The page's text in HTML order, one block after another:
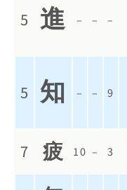
5 進 – – –
5 知 – – 9
7 疲 10 – 3